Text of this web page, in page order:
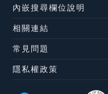
內嵌搜尋欄位說明
相關連結
常見問題
隱私權政策